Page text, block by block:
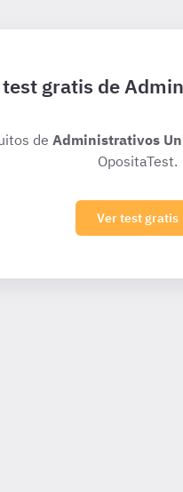
test gratis de
de Administrativos
OpositaTest.
Ver test gratis